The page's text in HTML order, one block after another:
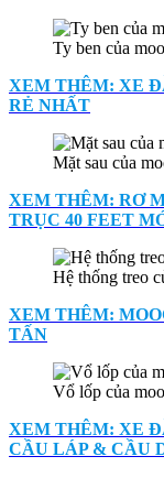
Ty ben của
XEM THÊM: XE
RẺ NHẤT
Mặt sau của
XEM THÊM: RƠ
TRỤC 40 FEET
Hệ thống treo
XEM THÊM:
TẤN
Vổ lốp của
XEM THÊM: XE
CẦU LÁP & CẦU